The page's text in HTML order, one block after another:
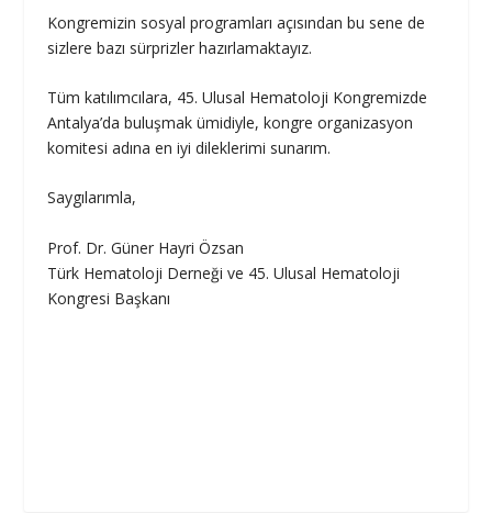
Kongremizin sosyal programları açısından bu sene de
sizlere bazı sürprizler hazırlamaktayız.
Tüm katılımcılara, 45. Ulusal Hematoloji Kongremizde
Antalya’da buluşmak ümidiyle, kongre organizasyon
komitesi adına en iyi dileklerimi sunarım.
Saygılarımla,
Prof. Dr. Güner Hayri Özsan
Türk Hematoloji Derneği ve 45. Ulusal Hematoloji
Kongresi Başkanı